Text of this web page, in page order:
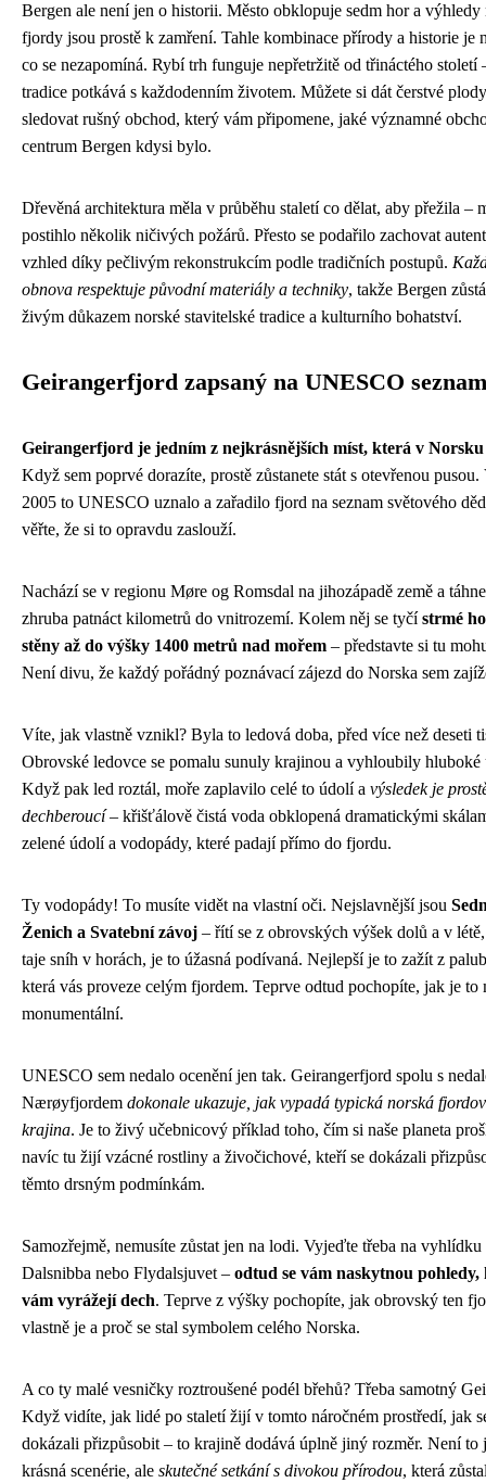
Bergen ale není jen o historii. Město obklopuje sedm hor a výhledy
fjordy jsou prostě k zamření. Tahle kombinace přírody a historie je
co se nezapomíná. Rybí trh funguje nepřetržitě od třináctého století
tradice potkává s každodenním životem. Můžete si dát čerstvé
sledovat rušný obchod, který vám připomene, jaké významné
centrum Bergen kdysi bylo.
Dřevěná architektura měla v průběhu staletí co dělat, aby přežila –
postihlo několik ničivých požárů. Přesto se podařilo zachovat
vzhled díky pečlivým rekonstrukcím podle tradičních postupů.
obnova respektuje původní materiály a techniky, takže Bergen
živým důkazem norské stavitelské tradice a kulturního bohatství.
Geirangerfjord zapsaný na UNESCO
Geirangerfjord je jedním z nejkrásnějších míst, která v
Když sem poprvé dorazíte, prostě zůstanete stát s otevřenou pusou.
2005 to UNESCO uznalo a zařadilo fjord na seznam světového
věřte, že si to opravdu zaslouží.
Nachází se v regionu Møre og Romsdal na jihozápadě země a
zhruba patnáct kilometrů do vnitrozemí. Kolem něj se tyčístrmé
stěny až do výšky 1400 metrů nad mořem – představte si tu
Není divu, že každý pořádný poznávací zájezd do Norska sem
Víte, jak vlastně vznikl? Byla to ledová doba, před více než deseti
Obrovské ledovce se pomalu sunuly krajinou a vyhloubily hluboké
Když pak led roztál, moře zaplavilo celé to údolí a výsledek je
dechberoucí– křišťálově čistá voda obklopená dramatickými
zelené údolí a vodopády, které padají přímo do fjordu.
Ty vodopády! To musíte vidět na vlastní oči. Nejslavnější jsou
Ženich a Svatební závoj – řítí se z obrovských výšek dolů a v
taje sníh v horách, je to úžasná podívaná. Nejlepší je to zažít z
která vás proveze celým fjordem. Teprve odtud pochopíte, jak je to
monumentální.
UNESCO sem nedalo ocenění jen tak. Geirangerfjord spolu s
Nærøyfjordem dokonale ukazuje, jak vypadá typická norská
krajina. Je to živý učebnicový příklad toho, čím si naše planeta
navíc tu žijí vzácné rostliny a živočichové, kteří se dokázali
těmto drsným podmínkám.
Samozřejmě, nemusíte zůstat jen na lodi. Vyjeďte třeba na vyhlídku
Dalsnibba nebo Flydalsjuvet – odtud se vám naskytnou pohledy,
vám vyrážejí dech. Teprve z výšky pochopíte, jak obrovský ten
vlastně je a proč se stal symbolem celého Norska.
A co ty malé vesničky roztroušené podél břehů? Třeba samotný
Když vidíte, jak lidé po staletí žijí v tomto náročném prostředí, jak
dokázali přizpůsobit – to krajině dodává úplně jiný rozměr. Není to
krásná scenérie, ale skutečné setkání s divokou přírodou, která